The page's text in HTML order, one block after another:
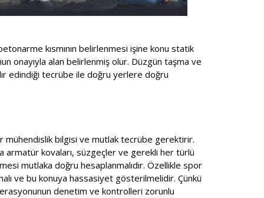
kısmının belirlenmesi işine konu statik
onayıyla alan belirlenmiş olur. Düzgün taşma ve
edindiği tecrübe ile doğru yerlere doğru
mühendislik bilgisi ve mutlak tecrübe gerektirir.
armatür kovaları, süzgeçler ve gerekli her türlü
mutlaka doğru hesaplanmalıdır. Özellikle spor
ve bu konuya hassasiyet gösterilmelidir. Çünkü
denetim ve kontrolleri zorunlu